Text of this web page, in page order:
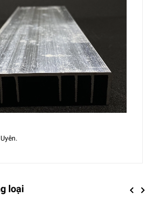
loại Previous
Next